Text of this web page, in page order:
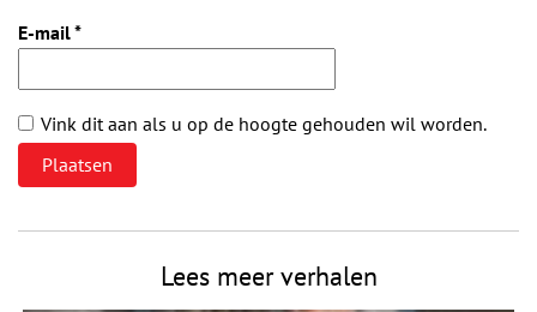
E-mail*
Vink dit aan als u op de hoogte gehouden wil worden.
Lees meer verhalen